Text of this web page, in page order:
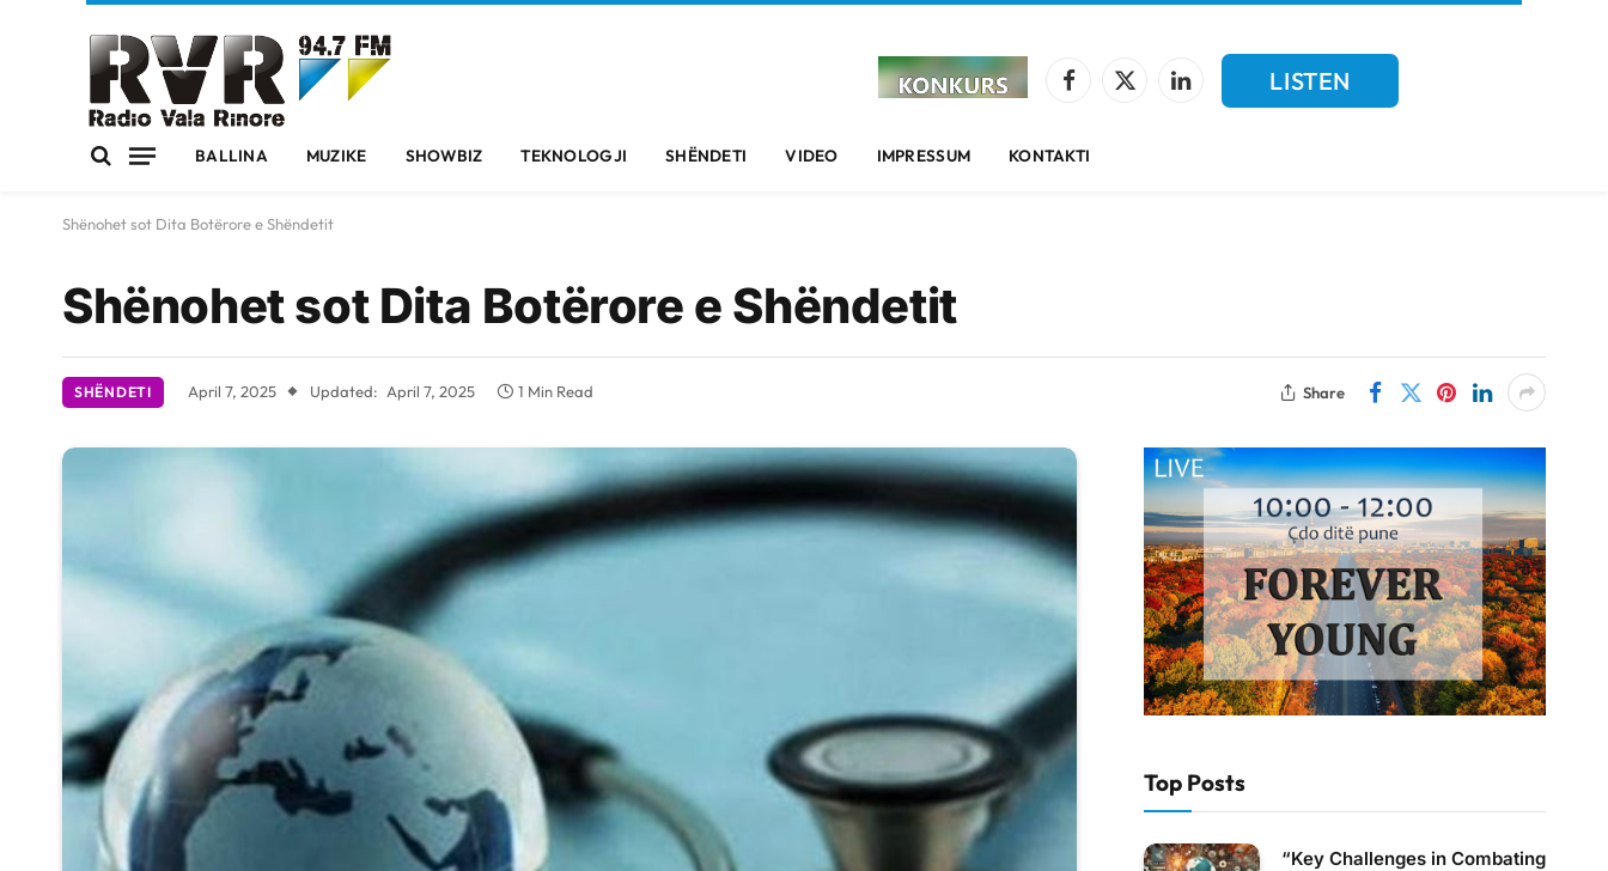
Facebook
X
LinkedIn
LISTEN
BALLINA MUZIKE SHOWBIZ TEKNOLOGJI SHËNDETI VIDEO IMPRESSUM KONTAKTI
Shënohet sot Dita Botërore e Shëndetit
Shënohet sot Dita Botërore e Shëndetit
SHËNDETI April 7, 2025 Updated: April 7, 2025 1 Min Read Share
Top Posts
“Key Challenges in Combating